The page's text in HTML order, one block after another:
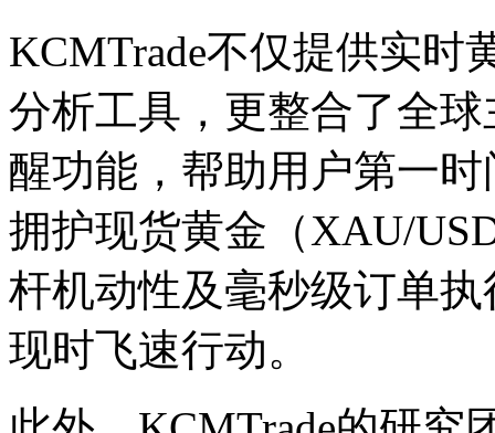
KCMTrade不仅提供实时
分析工具，更整合了全
醒功能，帮助用户第一
拥护现货黄金（XAU/
杆机动性及毫秒级订单
现时飞速行动。